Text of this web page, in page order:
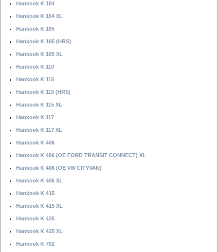
Hankook K 104
Hankook K 104 XL
Hankook K 105
Hankook K 105 (HRS)
Hankook K 105 XL
Hankook K 110
Hankook K 115
Hankook K 115 (HRS)
Hankook K 115 XL
Hankook K 117
Hankook K 117 XL
Hankook K 406
Hankook K 406 (OE FORD TRANSIT CONNECT) XL
Hankook K 406 (OE VW CITYVAN)
Hankook K 406 XL
Hankook K 415
Hankook K 415 XL
Hankook K 425
Hankook K 425 XL
Hankook K 702